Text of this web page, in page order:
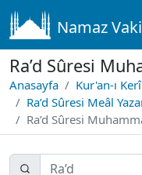
Namaz
Ra’d Sûresi
Anasayfa Kur'an-ı
Ra’d Sûresi Meâl
Ra’d Sûresi